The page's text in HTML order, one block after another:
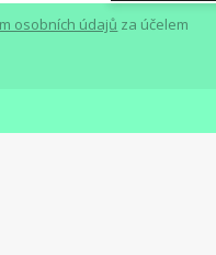
osobních údajů za účelem